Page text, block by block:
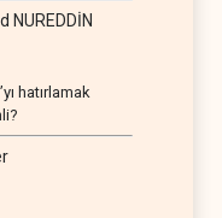
NUREDDİN
hatırlamak